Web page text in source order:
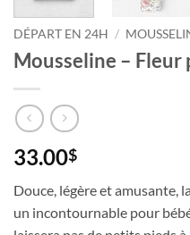
DÉPART EN 24H /
Mousseline – Fleur
33.00$
Douce, légère et amusante,
un incontournable pour
Cliquez
ici
pour
10%